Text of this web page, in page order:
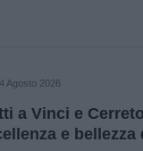
4 Agosto 2026
a Vinci e
e bellezza